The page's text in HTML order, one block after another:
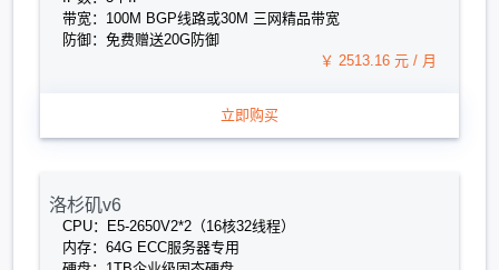
带宽：100M BGP线路或30M 三网精品带宽
防御：免费赠送20G防御
￥ 2513.16 元 / 月
立即购买
洛杉矶v6
CPU：E5-2650V2*2（16核32线程）
内存：64G ECC服务器专用